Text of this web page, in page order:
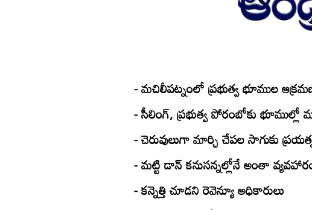
- మచిలీపట్నంలో ప్రభుత్వ భూముల
- సీలింగ్‌, ప్రభుత్వ పోరంబోకు భూముల్లో
- చెరువులుగా మార్చి చేపల సాగుకు
- మట్టి డాన్‌ కనుసన్నల్లోనే అంతా
- కన్నెత్తి చూడని రెవెన్యూ అధికారులు